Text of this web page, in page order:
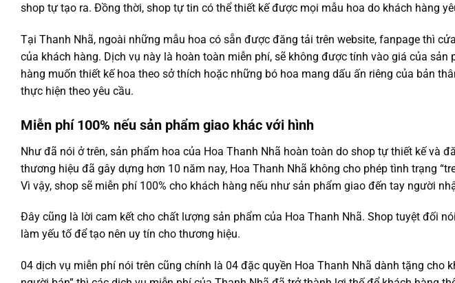
shop tự tạo ra. Đồng thời, shop tự tin có thể thiết kế được mọi mẫu hoa do khách hàng
Tại Thanh Nhã, ngoài những mẫu hoa có sẵn được đăng tải trên website, fanpage thì
của khách hàng. Dịch vụ này là hoàn toàn miễn phí, sẽ không được tính vào giá của sản
hàng muốn thiết kế hoa theo sở thích hoặc những bó hoa mang dấu ấn riêng của bản
thực hiện theo yêu cầu.
Miễn phí 100% nếu sản phẩm giao khác với hình
Như đã nói ở trên, sản phẩm hoa của Hoa Thanh Nhã hoàn toàn do shop tự thiết kế và
thương hiệu đã gây dựng hơn 10 năm nay, Hoa Thanh Nhã không cho phép tình trạng
Vì vậy, shop sẽ miễn phí 100% cho khách hàng nếu như sản phẩm giao đến tay người
Đây cũng là lời cam kết cho chất lượng sản phẩm của Hoa Thanh Nhã. Shop tuyệt đối
làm yếu tố để tạo nên uy tín cho thương hiệu.
04 dịch vụ miễn phí nói trên cũng chính là 04 đặc quyền Hoa Thanh Nhã dành tặng cho